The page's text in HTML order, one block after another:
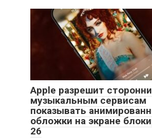
Apple разрешит
музыкальным сервисам
показывать
обложки на экране
26